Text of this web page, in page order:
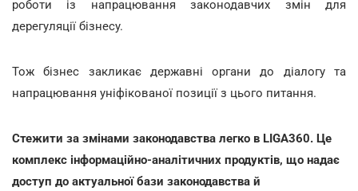
роботи із напрацювання законодавчих змін для
дерегуляції бізнесу.
Тож бізнес закликає державні органи до діалогу та
напрацювання уніфікованої позиції з цього питання.
Стежити за змінами законодавства легко в LIGA360. Це
комплекс інформаційно-аналітичних продуктів, що надає
доступ до актуальної бази законодавства й